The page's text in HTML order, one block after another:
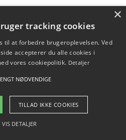
udledning påvirker vores
Blog Betingelser
×
tracking cookies
til at forbedre brugeroplevelsen. Ved
accepterer du alle cookies i
vores cookiepolitik. Detaljer
NØDVENDIGE
TILLAD IKKE COOKIES
VIS DETALJER